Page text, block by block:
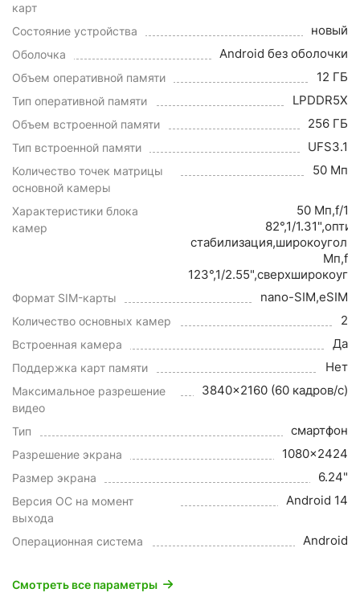
карт
Состояние устройства новый
Оболочка Android без оболочки
Объем оперативной памяти 12 ГБ
Тип оперативной памяти LPDDR5X
Объем встроенной памяти 256 ГБ
Тип встроенной памяти UFS3.1
Количество точек матрицы
основной камеры
50 Мп
Характеристики блока
камер
50 Мп,f/
82°,1/
Мп,f/
123°,1/
Формат SIM-карты nano-SIM,eSIM
Количество основных камер 2
Встроенная камера Да
Поддержка карт памяти Нет
Максимальное разрешение
видео
3840x2160 (60 кадров/с)
Тип смартфон
Разрешение экрана 1080x2424
Размер экрана 6.24"
Версия ОС на момент
выхода
Android 14
Операционная система Android
Смотреть все параметры